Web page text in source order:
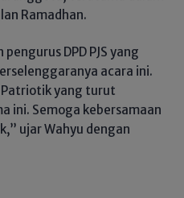
Ramadhan.
DPD PJS yang
acara ini.
Patriotik yang turut
ini. Semoga kebersamaan
ujar Wahyu dengan